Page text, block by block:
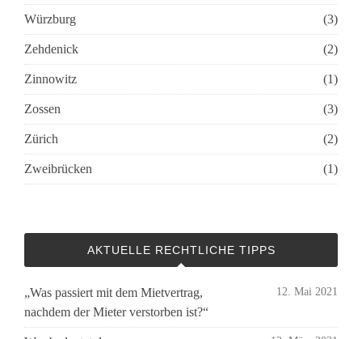
Würzburg (3)
Zehdenick (2)
Zinnowitz (1)
Zossen (3)
Zürich (2)
Zweibrücken (1)
AKTUELLE RECHTLICHE TIPPS
„Was passiert mit dem Mietvertrag,
nachdem der Mieter verstorben ist?“
12. Mai 2021